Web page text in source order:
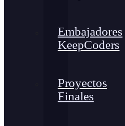
Embajadores
KeepCoders
Proyectos
Finales